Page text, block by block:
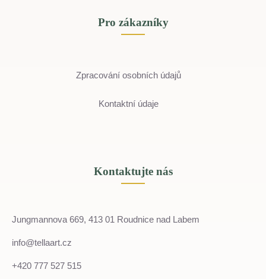
Pro zákazníky
Zpracování osobních údajů
Kontaktní údaje
Kontaktujte nás
Jungmannova 669, 413 01 Roudnice nad Labem
info@tellaart.cz
+420 777 527 515